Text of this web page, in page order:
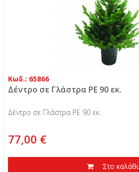
Κωδ.: 65866
Δέντρο σε Γλάστρα ΡE 90 εκ.
Δέντρο σε Γλάστρα ΡE 90 εκ.
77,00 €
Στο καλάθι